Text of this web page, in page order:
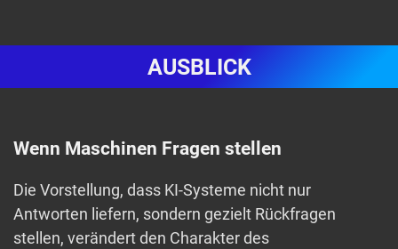
AUSBLICK
Wenn Maschinen Fragen stellen
Die Vorstellung, dass KI-Systeme nicht nur
Antworten liefern, sondern gezielt Rückfragen
stellen, verändert den Charakter des